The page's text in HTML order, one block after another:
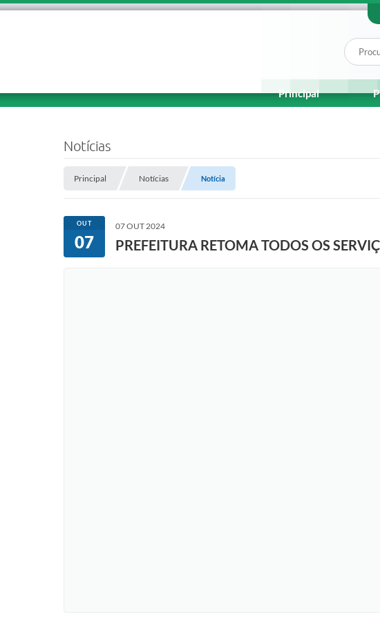
Principal
Notícias
Principal Notícias Notícia
OUT
07
07 OUT 2024
PREFEITURA RETOMA TODOS OS